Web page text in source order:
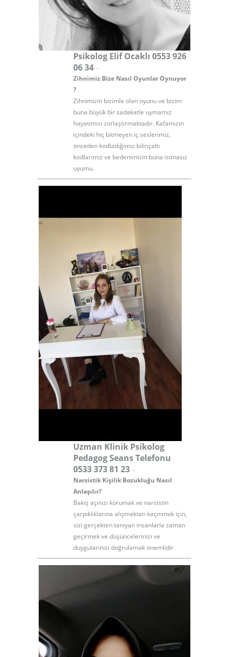
Psikolog Elif Ocaklı 0553 926
06 34 -
Zihnimiz Bize Nasıl Oyunlar Oynuyor
?
Zihnimizin bizimle olan oyunu ve bizim
buna büyük bir sadakatle uymamız
hayatımızı zorlaştırmaktadır. Kafamızın
içindeki hiç bitmeyen iç seslerimiz,
önceden kodladığımız bilinçaltı
kodlarımız ve bedenimizin buna istinasız
uyumu.
Uzman Klinik Psikolog
Pedagog Seans Telefonu
0533 373 81 23 -
Narsistik Kişilik Bozukluğu Nasıl
Anlaşılır?
Bakış açınızı korumak ve narsistin
çarpıklıklarına alışmaktan kaçınmak için,
sizi gerçekten tanıyan insanlarla zaman
geçirmek ve düşüncelerinizi ve
duygularınızı doğrulamak önemlidir.